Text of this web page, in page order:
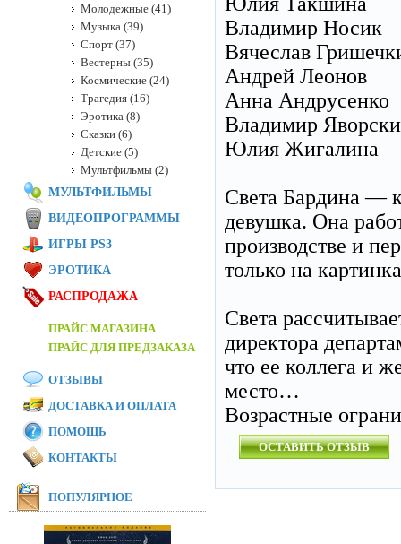
Владимир Носик
Вячеслав
Андрей Леонов
Анна Андрусенко
Владимир
Юлия Жигалина
Света Бардина —
девушка. Она
производстве и
только на
Света
директора
что ее коллега и
место…
Возрастные
ОСТАВИТЬ ОТЗЫВ
Молодежные (41)
Музыка (39)
Спорт (37)
Вестерны (35)
Космические (24)
Трагедия (16)
Эротика (8)
Сказки (6)
Детские (5)
Мультфильмы (2)
МУЛЬТФИЛЬМЫ
ВИДЕОПРОГРАММЫ
ИГРЫ PS3
ЭРОТИКА
РАСПРОДАЖА
ПРАЙС МАГАЗИНА
ПРАЙС ДЛЯ ПРЕДЗАКАЗА
ОТЗЫВЫ
ДОСТАВКА И ОПЛАТА
ПОМОЩЬ
КОНТАКТЫ
ПОПУЛЯРНОЕ